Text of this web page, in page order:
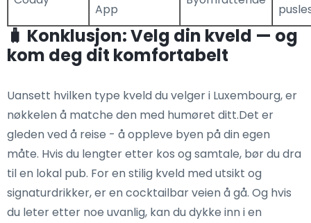
App
🧳 Konklusjon: Velg din kveld — og
kom deg dit komfortabelt
Uansett hvilken type kveld du velger i Luxembourg, er
nøkkelen å matche den med humøret ditt.Det er
gleden ved å reise - å oppleve byen på din egen
måte. Hvis du lengter etter kos og samtale, bør du dra
til en lokal pub. For en stilig kveld med utsikt og
signaturdrikker, er en cocktailbar veien å gå. Og hvis
du leter etter noe uvanlig, kan du dykke inn i en